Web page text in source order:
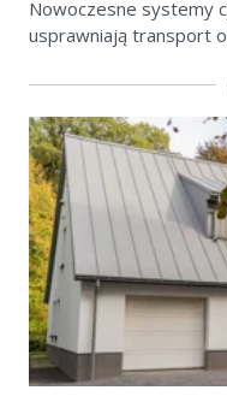
Nowoczesne systemy
usprawniają transport